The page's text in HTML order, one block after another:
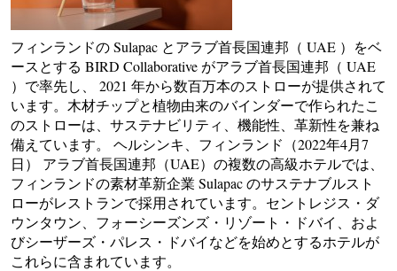
フィンランドの Sulapac とアラブ首長国連邦（ UAE ）をベ
ースとする BIRD Collaborative がアラブ首長国連邦（ UAE
）で率先し、 2021 年から数百万本のストローが提供されて
います。木材チップと植物由来のバインダーで作られたこ
のストローは、サステナビリティ、機能性、革新性を兼ね
備えています。 ヘルシンキ、フィンランド（2022年4月7
日） アラブ首長国連邦（UAE）の複数の高級ホテルでは、
フィンランドの素材革新企業 Sulapac のサステナブルスト
ローがレストランで採用されています。セントレジス・ダ
ウンタウン、フォーシーズンズ・リゾート・ドバイ、およ
びシーザーズ・パレス・ドバイなどを始めとするホテルが
これらに含まれています。